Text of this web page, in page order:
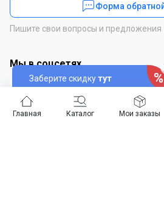
Главная Каталог Мои заказы
Заберите скидкутут
Форма
Пишите свои вопросы и предложения
Мы в соцсетях